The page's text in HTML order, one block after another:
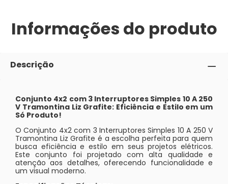
Informações do produto
Descrição
Conjunto 4x2 com 3 Interruptores Simples 10 A 250
V Tramontina Liz Grafite: Eficiência e Estilo em um
Só Produto!
O Conjunto 4x2 com 3 Interruptores Simples 10 A 250 V
Tramontina Liz Grafite é a escolha perfeita para quem
busca eficiência e estilo em seus projetos elétricos.
Este conjunto foi projetado com alta qualidade e
atenção aos detalhes, oferecendo funcionalidade e
um visual moderno.